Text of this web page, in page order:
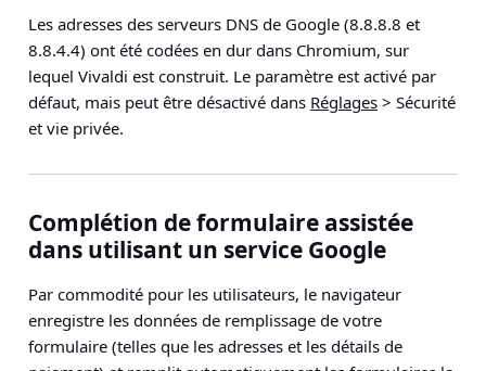
Les adresses des serveurs DNS de Google (8.8.8.8 et
8.8.4.4) ont été codées en dur dans Chromium, sur
lequel Vivaldi est construit. Le paramètre est activé par
défaut, mais peut être désactivé dans Réglages > Sécurité
et vie privée.
Complétion de formulaire assistée
dans utilisant un service Google
Par commodité pour les utilisateurs, le navigateur
enregistre les données de remplissage de votre
formulaire (telles que les adresses et les détails de